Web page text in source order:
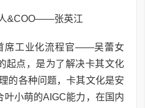
&COO——张英江
席工业化流程官——吴蕾女
起点，是为了解决卡其文化
的各种问题，卡其文化是安
叶小萌的AIGC能力，在国内